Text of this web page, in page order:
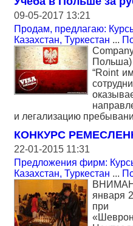
09-05-2017 13:21
Продам, предлагаю:
Казахстан, Туркестан ...
“Roint
и легализацию
КОНКУРС
22-01-2015 11:31
Предложения фирм:
Казахстан, Туркестан ...
января
при